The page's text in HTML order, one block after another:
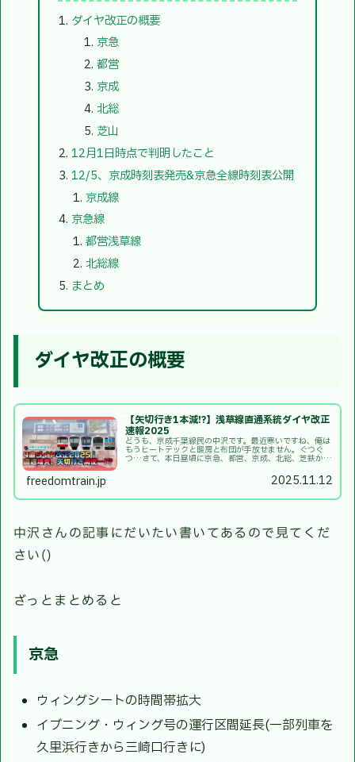
ダイヤ改正の概要
京急
都営
京成
北総
芝山
12月1日時点で判明したこと
12/5、京成時刻表発売&京急全線時刻表公開
京成線
京急線
都営浅草線
北総線
まとめ
ダイヤ改正の概要
【矢切行き1本減!?】浅草線直通系統ダイヤ改正
速報2025
どうも、京成千葉線民の中沢です。最近寒いですね、俺は
もうヒートテックと暖房と布団が手放せません。ぐつぐ
つ…さて、本日昼頃に京急、都営、京成、北総、芝鉄から
freedomtrain.jp 2025.11.12
中沢さんの記事にだいたい書いてあるので見てくだ
さい()
ざっとまとめると
京急
ウィングシートの時間帯拡大
イブニング・ウィング号の運行区間延長(一部列車を
久里浜行きから三崎口行きに)